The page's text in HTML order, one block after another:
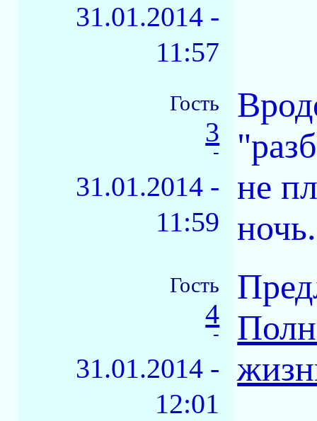
31.01.2014 -
11:57
Гость
3
-
31.01.2014 -
11:59
не
Гость
4
-
31.01.2014 -
12:01